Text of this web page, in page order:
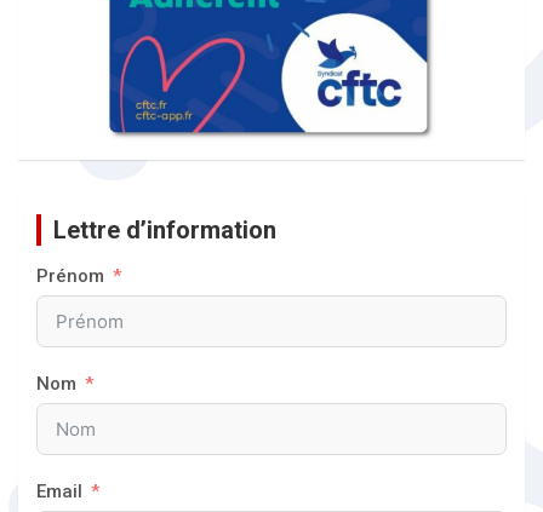
Lettre d’information
Prénom
Nom
Email